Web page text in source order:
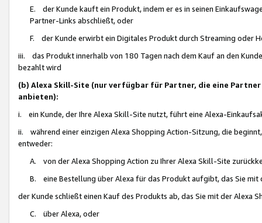
E. der Kunde kauft ein Produkt, indem er es in seinen
Partner-Links abschließt, oder
F. der Kunde erwirbt ein Digitales Produkt durch Streaming oder
iii. das Produkt innerhalb von 180 Tagen nach dem Kauf an den
bezahlt wird
(b) Alexa Skill-Site (nur verfügbar für Partner, die eine
anbieten):
i. ein Kunde, der Ihre Alexa Skill-Site nutzt, führt eine Alexa-
ii. während einer einzigen Alexa Shopping Action-Sitzung, die
entweder:
A. von der Alexa Shopping Action zu Ihrer Alexa Skill-Site
B. eine Bestellung über Alexa für das Produkt aufgibt, das Sie mit
der Kunde schließt einen Kauf des Produkts ab, das Sie mit der Alexa
C. über Alexa, oder